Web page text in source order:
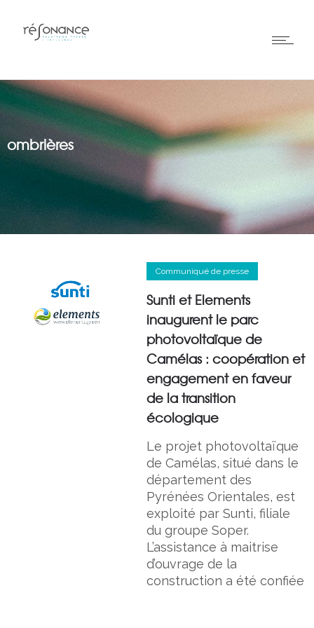
ombrières
Communiqué de presse
Sunti et Elements
inaugurent le parc
photovoltaïque de
Camélas : coopération et
engagement en faveur
de la transition
écologique
Le projet photovoltaïque
de Camélas, situé dans le
département des
Pyrénées Orientales, est
exploité par Sunti, filiale
du groupe Soper.
L’assistance à maitrise
d’ouvrage de la
construction a été confiée